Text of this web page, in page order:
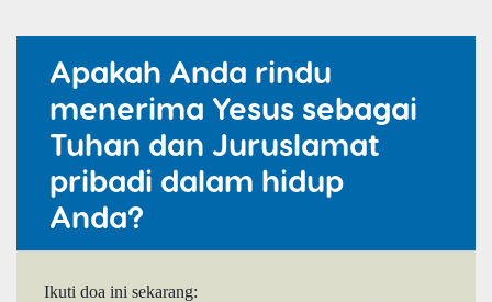
Apakah Anda rindu
menerima Yesus sebagai
Tuhan dan Juruslamat
pribadi dalam hidup
Anda?
Ikuti doa ini sekarang: